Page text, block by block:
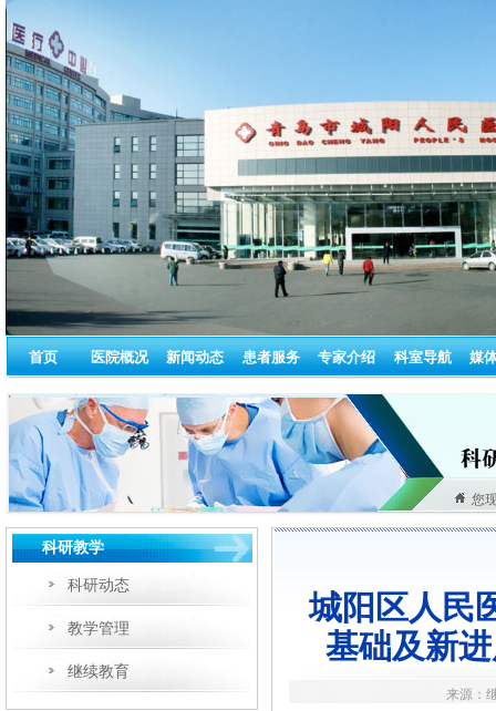
首页 医院概况 新闻动态 患者服务 专家介绍 科室导航 媒
您
科研教学
科研动态
教学管理
继续教育
城阳区人民
基础及新
来源：